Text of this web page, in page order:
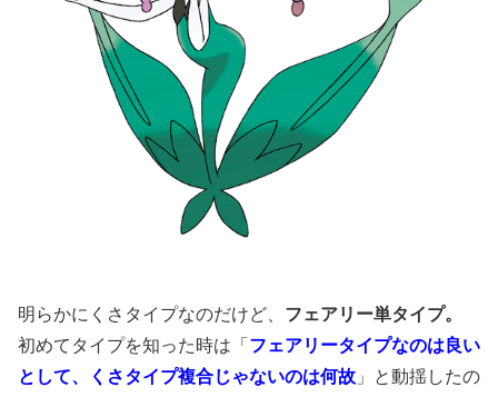
明らかにくさタイプなのだけど、 フェアリー単タイプ。
初めてタイプを知った時は「 フェアリータイプなのは良い
として、くさタイプ複合じゃないのは何故 」と動揺したの